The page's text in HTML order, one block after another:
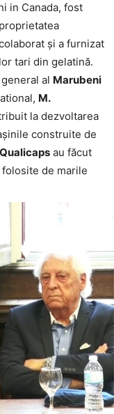
in Canada, fost
și a furnizat
tari din gelatină.
al Marubeni
M.
la dezvoltarea
construite de
au făcut
de marile